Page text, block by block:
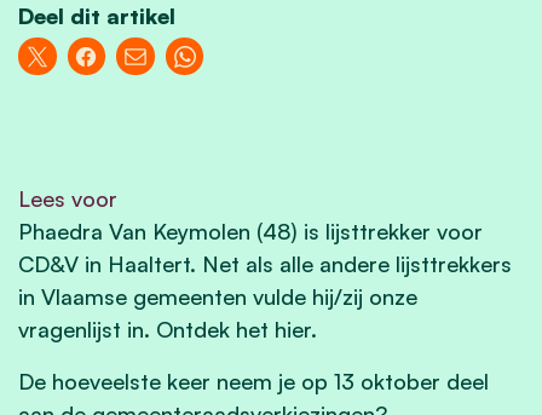
Deel dit artikel
Lees voor
Phaedra Van Keymolen (48) is lijsttrekker voor
CD&V in Haaltert. Net als alle andere lijsttrekkers
in Vlaamse gemeenten vulde hij/zij onze
vragenlijst in. Ontdek het hier.
De hoeveelste keer neem je op 13 oktober deel